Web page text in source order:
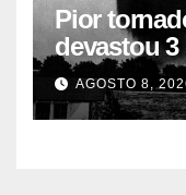
Pior
devastou
centenas
AGOSTO 8,